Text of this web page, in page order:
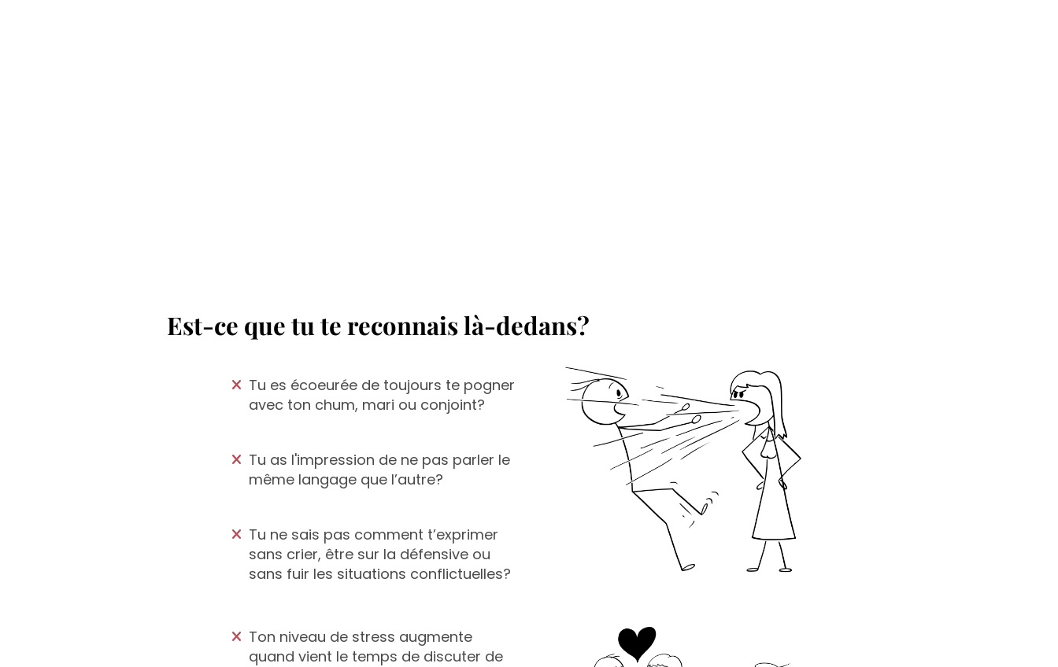
Est-ce que tu te reconnais là-dedans?
Tu es écoeurée de toujours te pogner
avec ton chum, mari ou conjoint?
Tu as l'impression de ne pas parler le
même langage que l’autre?
Tu ne sais pas comment t’exprimer
sans crier, être sur la défensive ou
sans fuir les situations conflictuelles?
Ton niveau de stress augmente
quand vient le temps de discuter de